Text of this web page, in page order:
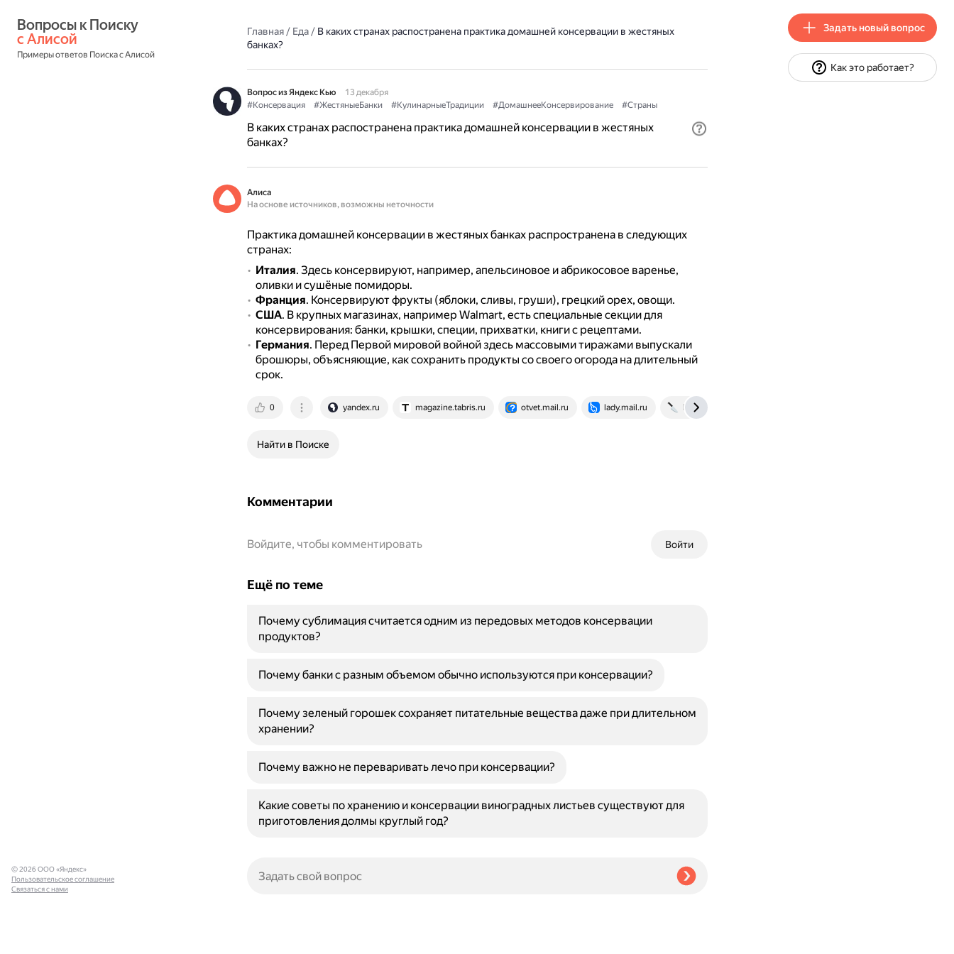
с Алисой
Примеры ответов Поиска с Алисой
Главная/ Еда/ В каких странах распостранена практика домашней консервации в жестяных
банках?
Вопрос из Яндекс Кью
13 декабря
#Консервация
#ЖестяныеБанки #КулинарныеТрадиции #ДомашнееКонсервирование #Страны
В каких странах распостранена практика домашней консервации в жестяных
банках?
Алиса
На основе источников, возможны неточности
Практика домашней консервации в жестяных банках распространена в следующих
странах:
Италия. Здесь консервируют, например, апельсиновое и абрикосовое варенье,
оливки и сушёные помидоры.
Франция. Консервируют фрукты (яблоки, сливы, груши), грецкий орех, овощи.
США. В крупных магазинах, например Walmart, есть специальные секции для
консервирования: банки, крышки, специи, прихватки, книги с рецептами.
Германия. Перед Первой мировой войной здесь массовыми тиражами выпускали
брошюры, объясняющие, как сохранить продукты со своего огорода на длительный
срок.
0 yandex.ru magazine.tabris.ru otvet.mail.ru lady.mail.ru knife.media
Найти в Поиске
Комментарии
Войти
Войдите, чтобы комментировать
Ещё по теме
Почему сублимация считается одним из передовых методов консервации
продуктов?
Почему банки с разным объемом обычно используются при консервации?
Почему зеленый горошек сохраняет питательные вещества даже при длительном
хранении?
Почему важно не переваривать лечо при консервации?
Какие советы по хранению и консервации виноградных листьев существуют для
приготовления долмы круглый год?
© 2026 ООО «Яндекс»
Пользовательское соглашение
Связаться с нами
Задать новый вопрос
Как это работает?